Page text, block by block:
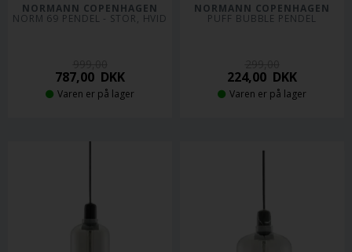
NORMANN COPENHAGEN
NORM 69 PENDEL - STOR, HVID
787,00 DKK
Varen er på lager
NORMANN COPENHAGEN
PUFF BUBBLE PENDEL
224,00 DKK
Varen er på lager